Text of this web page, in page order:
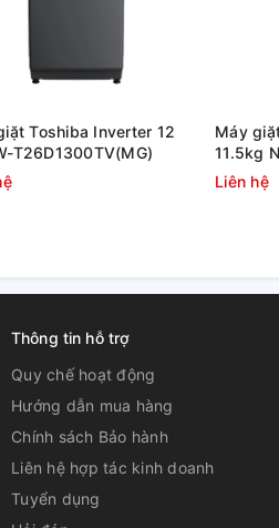
dàng lấy quần áo,
chuẩn Châu Âu trên máy giặt
giúp giặt sạch hơn, quần áo dễ
Toshiba Inverter 12
T26D1300TV(MG)
Máy
11.5kg
Liên hệ
Thông tin hỗ trợ
Quy chế hoạt động
Hướng dẫn mua hàng
Chính sách Bảo hành
Liên hệ hợp tác kinh doanh
Tuyển dụng